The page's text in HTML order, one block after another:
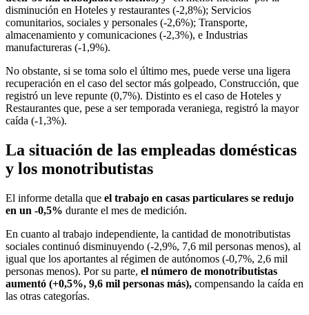
disminución en Hoteles y restaurantes (-2,8%); Servicios
comunitarios, sociales y personales (-2,6%); Transporte,
almacenamiento y comunicaciones (-2,3%), e Industrias
manufactureras (-1,9%).
No obstante, si se toma solo el último mes, puede verse una ligera
recuperación en el caso del sector más golpeado, Construcción, que
registró un leve repunte (0,7%). Distinto es el caso de Hoteles y
Restaurantes que, pese a ser temporada veraniega, registró la mayor
caída (-1,3%).
La situación de las empleadas domésticas
y los monotributistas
El informe detalla que el trabajo en casas particulares se redujo
en un -0,5% durante el mes de medición.
En cuanto al trabajo independiente, la cantidad de monotributistas
sociales continuó disminuyendo (-2,9%, 7,6 mil personas menos), al
igual que los aportantes al régimen de autónomos (-0,7%, 2,6 mil
personas menos). Por su parte, el número de monotributistas
aumentó (+0,5%, 9,6 mil personas más), compensando la caída en
las otras categorías.